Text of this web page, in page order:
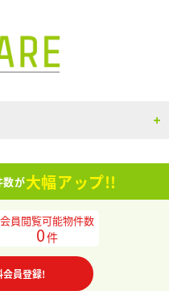
数が大幅アップ!!
会員閲覧可能物件数
0件
会員登録!